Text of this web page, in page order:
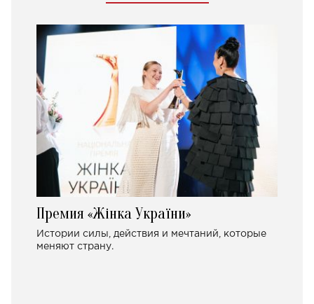
Премия «Жінка України»
Истории силы, действия и мечтаний, которые
меняют страну.